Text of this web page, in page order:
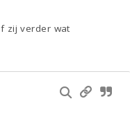
zij verder wat